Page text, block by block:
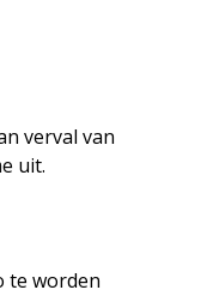
verval van
uit.
te worden